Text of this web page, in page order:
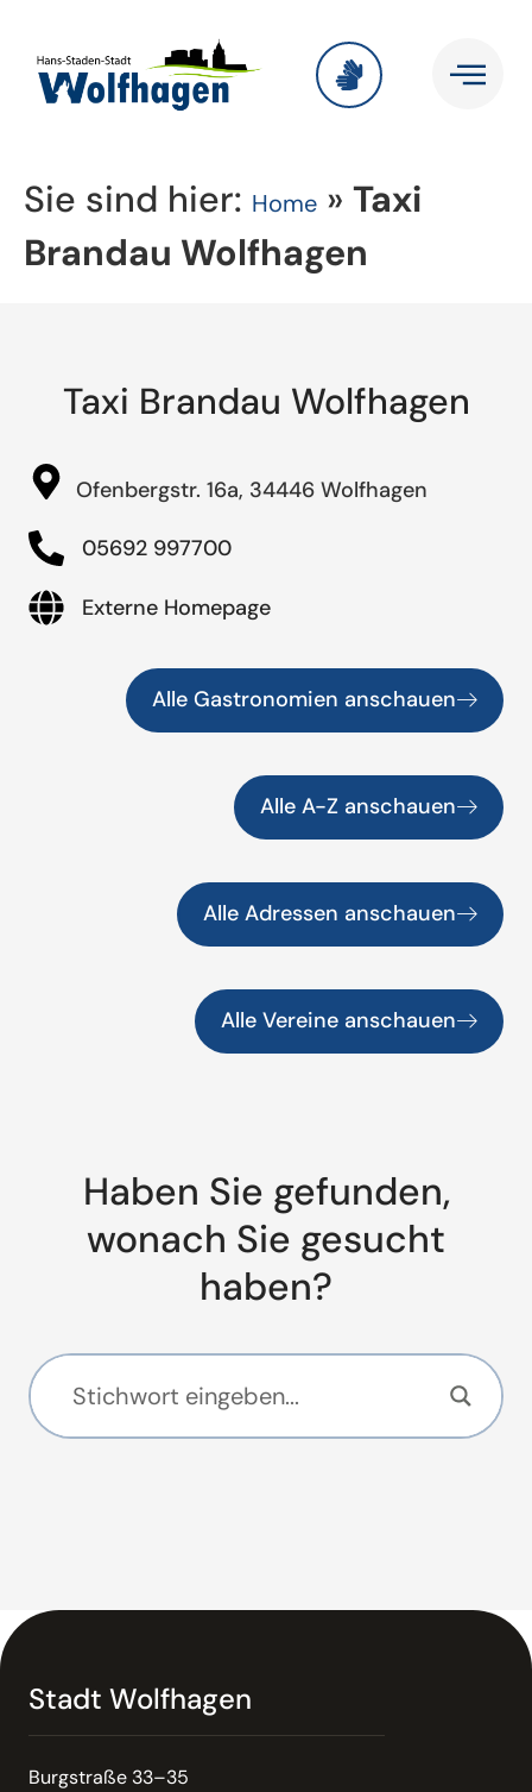
Sie sind hier: Home » Taxi
Brandau Wolfhagen
Taxi Brandau Wolfhagen
Ofenbergstr. 16a, 34446 Wolfhagen
05692 997700
Externe Homepage
Alle Gastronomien anschauen
Alle A-Z anschauen
Alle Adressen anschauen
Alle Vereine anschauen
Haben Sie gefunden,
wonach Sie gesucht
haben?
Stadt Wolfhagen
Burgstraße 33–35